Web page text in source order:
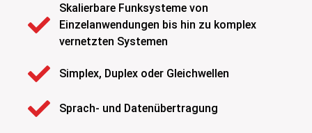
Skalierbare Funksysteme von
Einzelanwendungen bis hin zu komplex
vernetzten Systemen
Simplex, Duplex oder Gleichwellen
Sprach- und Datenübertragung